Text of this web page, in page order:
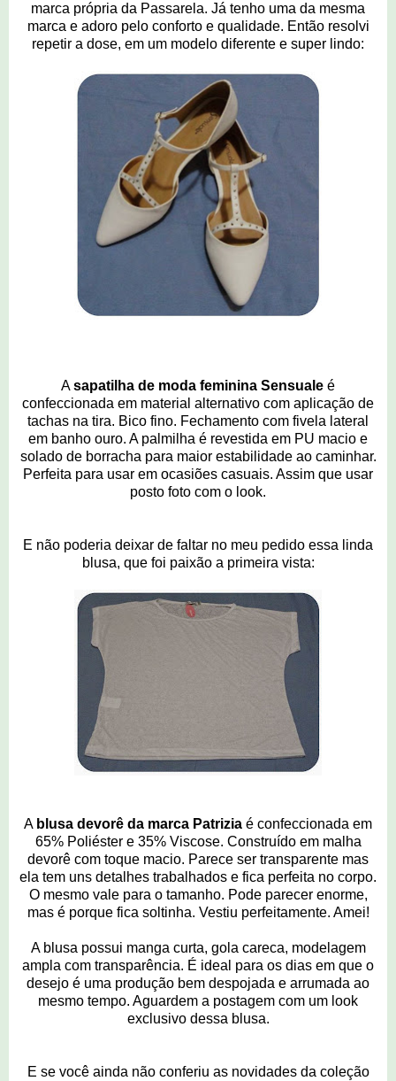
marca própria da Passarela. Já tenho uma da mesma
marca e adoro pelo conforto e qualidade. Então resolvi
repetir a dose, em um modelo diferente e super lindo:
Asapatilha de moda feminina Sensuale é
confeccionada em material alternativo com aplicação de
tachas na tira. Bico fino. Fechamento com fivela lateral
em banho ouro. A palmilha é revestida em PU macio e
solado de borracha para maior estabilidade ao caminhar.
Perfeita para usar em ocasiões casuais. Assim que usar
posto foto com o look.
E não poderia deixar de faltar no meu pedido essa linda
blusa, que foi paixão a primeira vista:
A blusa devorê da marca Patrizia é confeccionada em
65% Poliéster e 35% Viscose. Construído em malha
devorê com toque macio. Parece ser transparente mas
ela tem uns detalhes trabalhados e fica perfeita no corpo.
O mesmo vale para o tamanho. Pode parecer enorme,
mas é porque fica soltinha. Vestiu perfeitamente. Amei!
A blusa possui manga curta, gola careca, modelagem
ampla com transparência. É ideal para os dias em que o
desejo é uma produção bem despojada e arrumada ao
mesmo tempo. Aguardem a postagem com um look
exclusivo dessa blusa.
E se você ainda não conferiu as novidades da coleção